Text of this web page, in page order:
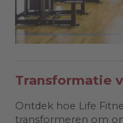
Transformatie
Ontdek hoe Life
transformeren om